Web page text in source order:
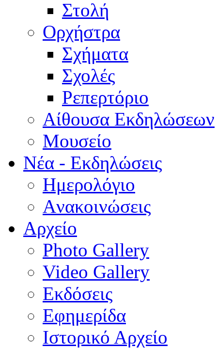
Στολή
Ορχήστρα
Σχήματα
Σχολές
Ρεπερτόριο
Aίθουσα Εκδηλώσεων
Μουσείο
Νέα - Εκδηλώσεις
Ημερολόγιο
Aνακοινώσεις
Αρχείο
Photo Gallery
Video Gallery
Εκδόσεις
Εφημερίδα
Ιστορικό Αρχείο